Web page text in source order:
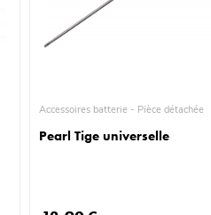
Accessoires batterie - Pièce détachée
Pearl Tige universelle